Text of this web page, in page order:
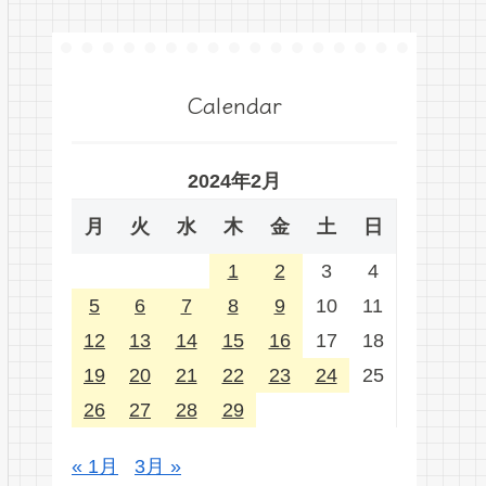
Calendar
2024年2月
月 火 水 木 金 土 日
1 2 3
4
5
6 7 8 9 10
11
12
13 14 15 16 17
18
19
20 21 22 23 24
25
26
27 28 29
« 1月 3月 »